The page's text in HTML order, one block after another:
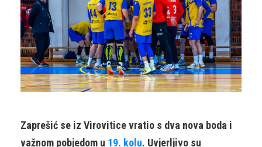
Zaprešić se iz Virovitice vratio s dva nova boda i
važnom pobjedom u 19. kolu. Uvjerljivo su